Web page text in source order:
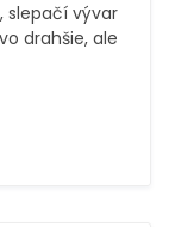
slepačí vývar
drahšie, ale